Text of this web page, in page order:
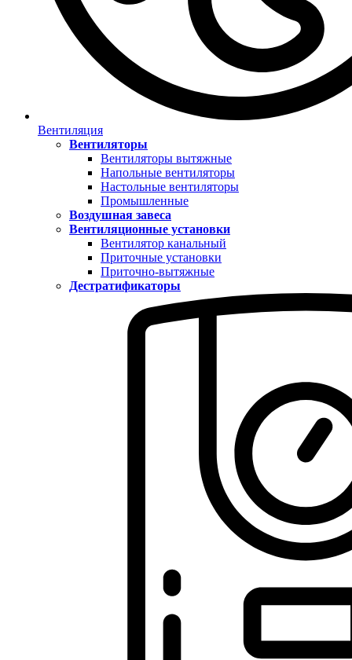
Вентиляция
Вентиляторы
Вентиляторы вытяжные
Напольные вентиляторы
Настольные вентиляторы
Промышленные
Воздушная завеса
Вентиляционные установки
Вентилятор канальный
Приточные установки
Приточно-вытяжные
Дестратификаторы